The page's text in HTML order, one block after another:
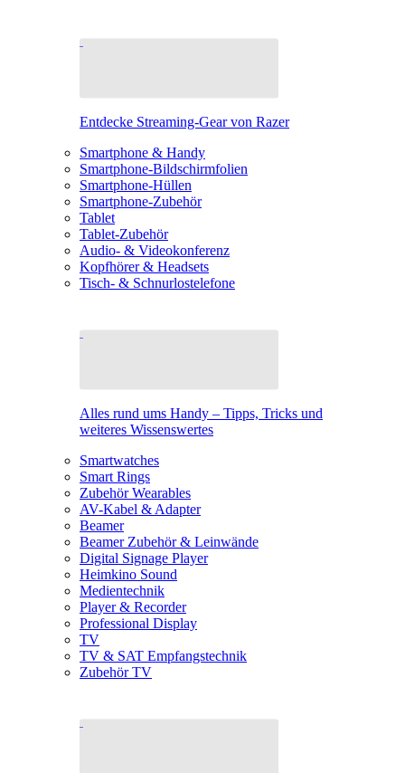
Entdecke Streaming-Gear von Razer
Smartphone & Handy
Smartphone-Bildschirmfolien
Smartphone-Hüllen
Smartphone-Zubehör
Tablet
Tablet-Zubehör
Audio- & Videokonferenz
Kopfhörer & Headsets
Tisch- & Schnurlostelefone
Alles rund ums Handy – Tipps, Tricks und
weiteres Wissenswertes
Smartwatches
Smart Rings
Zubehör Wearables
AV-Kabel & Adapter
Beamer
Beamer Zubehör & Leinwände
Digital Signage Player
Heimkino Sound
Medientechnik
Player & Recorder
Professional Display
TV
TV & SAT Empfangstechnik
Zubehör TV